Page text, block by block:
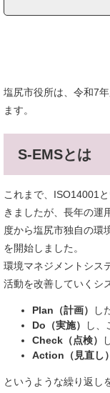
塩尻市役所は、令和7
ます。
S-EMSとは
これまで、ISO14001
きましたが、長年の運
度から塩尻市独自の環
を開始しました。
環境マネジメントシス
活動を改善していくシ
Plan（計画）
し
Do（実施）
し、
Check（点検）
Action（見直し）
というような繰り返し